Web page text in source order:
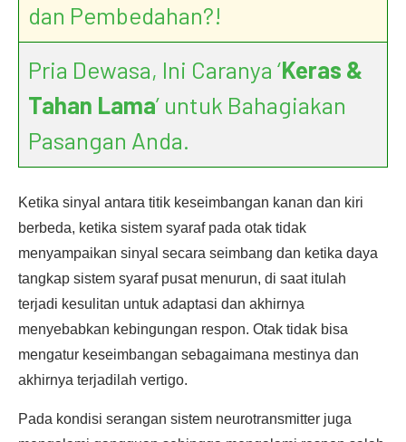
dan Pembedahan?!
Pria Dewasa, Ini Caranya ‘Keras &
Tahan Lama’ untuk Bahagiakan
Pasangan Anda.
Ketika sinyal antara titik keseimbangan kanan dan kiri
berbeda, ketika sistem syaraf pada otak tidak
menyampaikan sinyal secara seimbang dan ketika daya
tangkap sistem syaraf pusat menurun, di saat itulah
terjadi kesulitan untuk adaptasi dan akhirnya
menyebabkan kebingungan respon. Otak tidak bisa
mengatur keseimbangan sebagaimana mestinya dan
akhirnya terjadilah vertigo.
Pada kondisi serangan sistem neurotransmitter juga